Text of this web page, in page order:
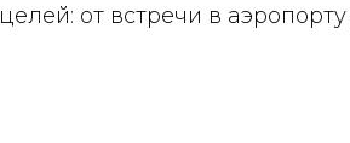
целей: от встречи в